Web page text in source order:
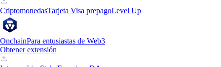
CriptomonedasTarjeta Visa prepagoLevel Up
OnchainPara entusiastas de Web3
Obtener extensión